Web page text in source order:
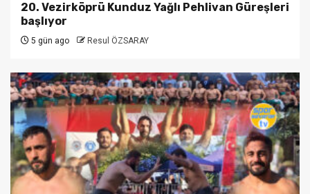
20. Vezirköprü Kunduz Yağlı Pehlivan Güreşleri
başlıyor
5 gün ago Resul ÖZSARAY